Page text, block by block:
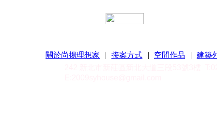
關於尚揚理想家 | 接案方式 | 空間作品 |
建築